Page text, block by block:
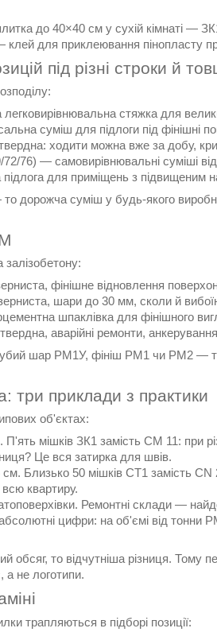
до 40×40 см у сухій кімнаті —
для приклеювання пінопласту
під різні строки й
стяжка для
суміш для підлоги під фінішні
ходити можна вже за добу,
76) — самовирівнювальні суміші
для приміщень з підвищеним
дорожча суміш у будь-якого
залізобетону:
фінішне відновлення
шари до 30 мм, сколи й
шпаклівка для фінішного
аварійні ремонти,
шар РМ1У, фініш РМ1 чи РМ2 —
три приклади з практики
об'єктах:
мішків ЗК1 замість CM 11: при
Це вся затирка для швів.
Близько 50 мішків СТ1 замість
квартиру.
Ремонтні склади —
абсолютні цифри: на об'ємі від
обсяг, то відчутніша різниця. Тому
а не логотипи.
трапляються в підборі позиції: